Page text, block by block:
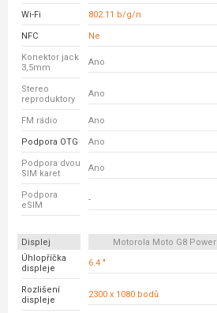
Wi-Fi 802.11 b/g/n
NFC Ne
Konektor jack
3,5mm
Ano
Stereo
reproduktory
Ano
FM rádio Ano
Podpora OTG Ano
Podpora dvou
SIM karet
Ano
Podpora
eSIM
-
Displej Motorola Moto G8 Power
Úhlopříčka
displeje
6.4 "
Rozlišení
displeje
2300 x 1080 bodů